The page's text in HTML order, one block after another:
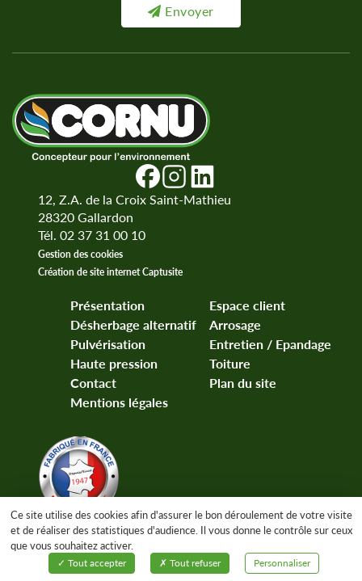
Envoyer
12, Z.A. de la Croix Saint-Mathieu
28320Gallardon
Tél. 02 37 31 00 10
Gestion des cookies
Création de site internet Captusite
Présentation
Espace client
Désherbage alternatif
Arrosage
Pulvérisation
Entretien / Epandage
Haute pression
Toiture
Contact
Plan du site
Mentions légales
Ce site utilise des cookies afin d'assurer le bon déroulement de votre visite
et de réaliser des statistiques d'audience. Il vous donne le contrôle sur ceux
que vous souhaitez activer.
Tout accepter Tout refuser Personnaliser